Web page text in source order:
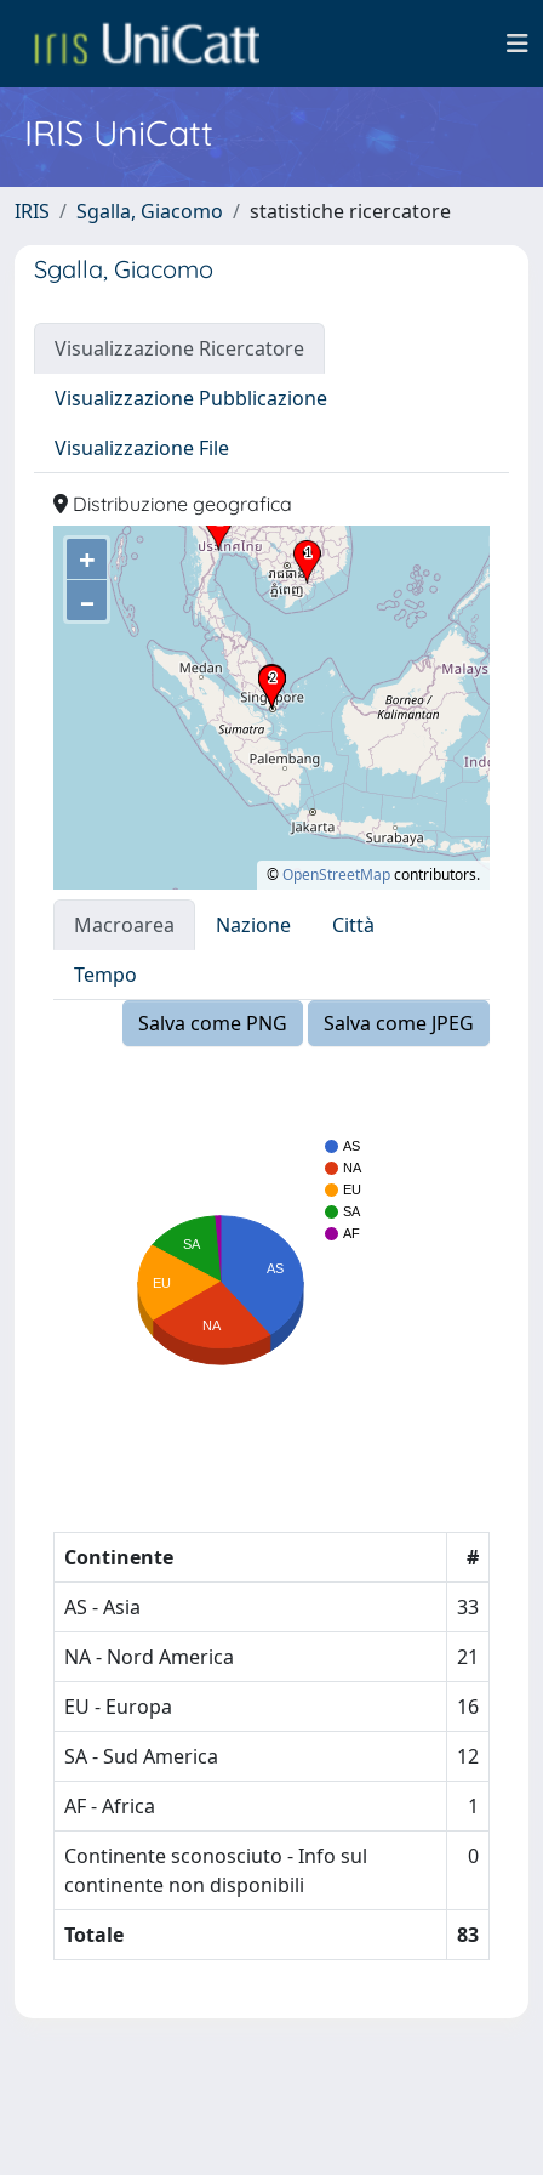
IRIS UniCatt
IRIS Sgalla, Giacomo statistiche ricercatore
Sgalla, Giacomo
Visualizzazione Ricercatore
Visualizzazione Pubblicazione
Visualizzazione File
Distribuzione geografica
+
–
©OpenStreetMapcontributors.
Macroarea Nazione
Città
Tempo
Salva come PNG
Salva come JPEG
AS
NA
EU
SA
AF
AS
SA
EU
NA
Continente
#
AS - Asia
33
NA - Nord America
21
EU - Europa
16
SA - Sud America
12
AF - Africa
1
Continente sconosciuto - Info sul
continente non disponibili
0
Totale 83